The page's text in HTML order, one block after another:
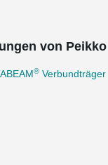
von Peikko
® Verbundträger